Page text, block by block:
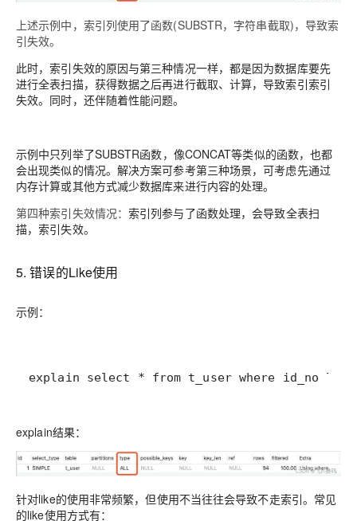
上述示例中，索引列使用了函数(SUBSTR，字符串截取)，导致索
引失效。
此时，索引失效的原因与第三种情况一样，都是因为数据库要先
进行全表扫描，获得数据之后再进行截取、计算，导致索引索引
失效。同时，还伴随着性能问题。
示例中只列举了SUBSTR函数，像CONCAT等类似的函数，也都
会出现类似的情况。解决方案可参考第三种场景，可考虑先通过
内存计算或其他方式减少数据库来进行内容的处理。
第四种索引失效情况： 索引列参与了函数处理，会导致全表扫
描，索引失效。
5. 错误的Like使用
示例：
explain select * from t_user where id_no like
explain结果：
针对like的使用非常频繁，但使用不当往往会导致不走索引。常见
的like使用方式有：